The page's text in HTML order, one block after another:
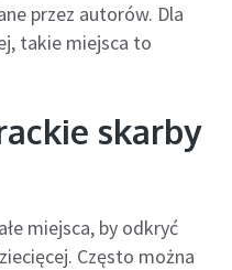
przez autorów. Dla
takie miejsca to
skarby
miejsca, by odkryć
Często można